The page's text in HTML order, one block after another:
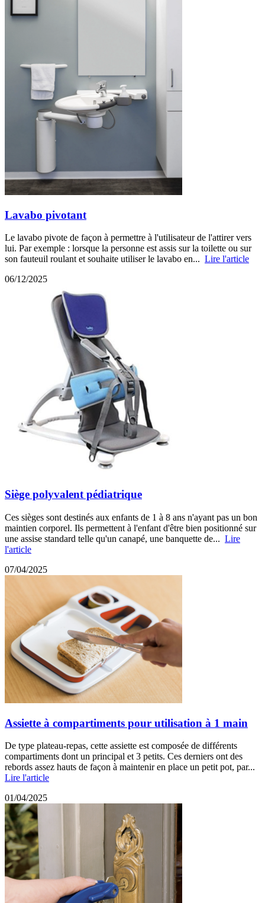
Lavabo pivotant
Le lavabo pivote de façon à permettre à l'utilisateur de l'attirer vers
lui. Par exemple : lorsque la personne est assis sur la toilette ou sur
son fauteuil roulant et souhaite utiliser le lavabo en... Lire l'article
06/12/2025
Siège polyvalent pédiatrique
Ces sièges sont destinés aux enfants de 1 à 8 ans n'ayant pas un bon
maintien corporel. Ils permettent à l'enfant d'être bien positionné sur
une assise standard telle qu'un canapé, une banquette de... Lire
l'article
07/04/2025
Assiette à compartiments pour utilisation à 1 main
De type plateau-repas, cette assiette est composée de différents
compartiments dont un principal et 3 petits. Ces derniers ont des
rebords assez hauts de façon à maintenir en place un petit pot, par...
Lire l'article
01/04/2025